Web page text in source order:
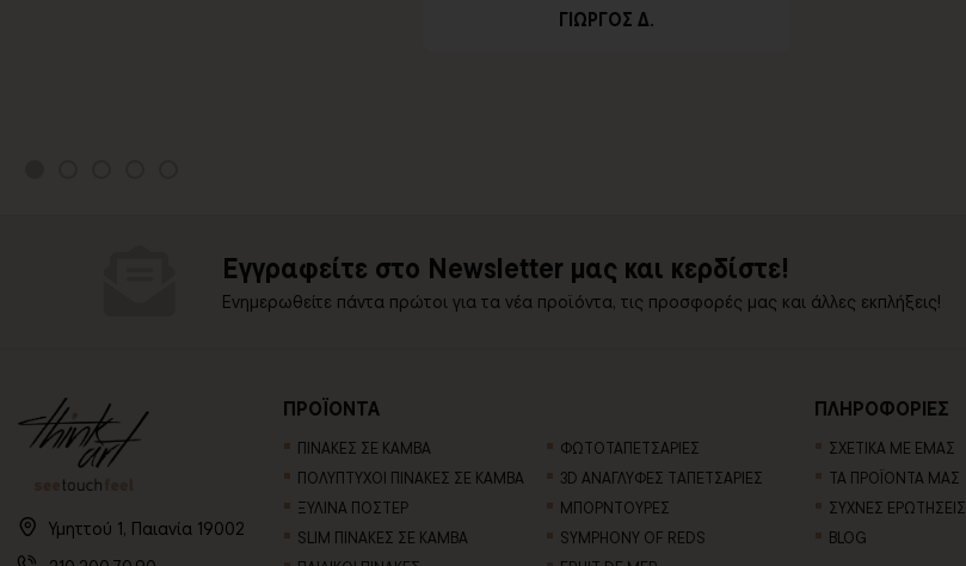
ΓΙΩΡΓΟΣ Δ.
Εγγραφείτε στο Newsletter μας και κερδίστε!
Ενημερωθείτε πάντα πρώτοι για τα νέα προϊόντα, τις προσφορές μας και άλλες εκπλήξεις!
Υμηττού 1, Παιανία 19002
ΠΡΟΪΟΝΤΑ
ΠΙΝΑΚΕΣ ΣΕ ΚΑΜΒΑ
ΠΟΛΥΠΤΥΧΟΙ ΠΙΝΑΚΕΣ ΣΕ ΚΑΜΒΑ
ΞΥΛΙΝΑ ΠΟΣΤΕΡ
SLIM ΠΙΝΑΚΕΣ ΣΕ ΚΑΜΒΑ
ΦΩΤΟΤΑΠΕΤΣΑΡΙΕΣ
3D AΝΑΓΛΥΦΕΣ TΑΠΕΤΣΑΡΙΕΣ
ΜΠΟΡΝΤΟΥΡΕΣ
SYMPHONY OF REDS
ΠΛΗΡΟΦΟΡΙΕΣ
ΣΧΕΤΙΚΑ ΜΕ ΕΜΑΣ
ΤΑ ΠΡΟΪΟΝΤΑ ΜΑΣ
ΣΥΧΝΕΣ ΕΡΩΤΗΣΕΙΣ
BLOG